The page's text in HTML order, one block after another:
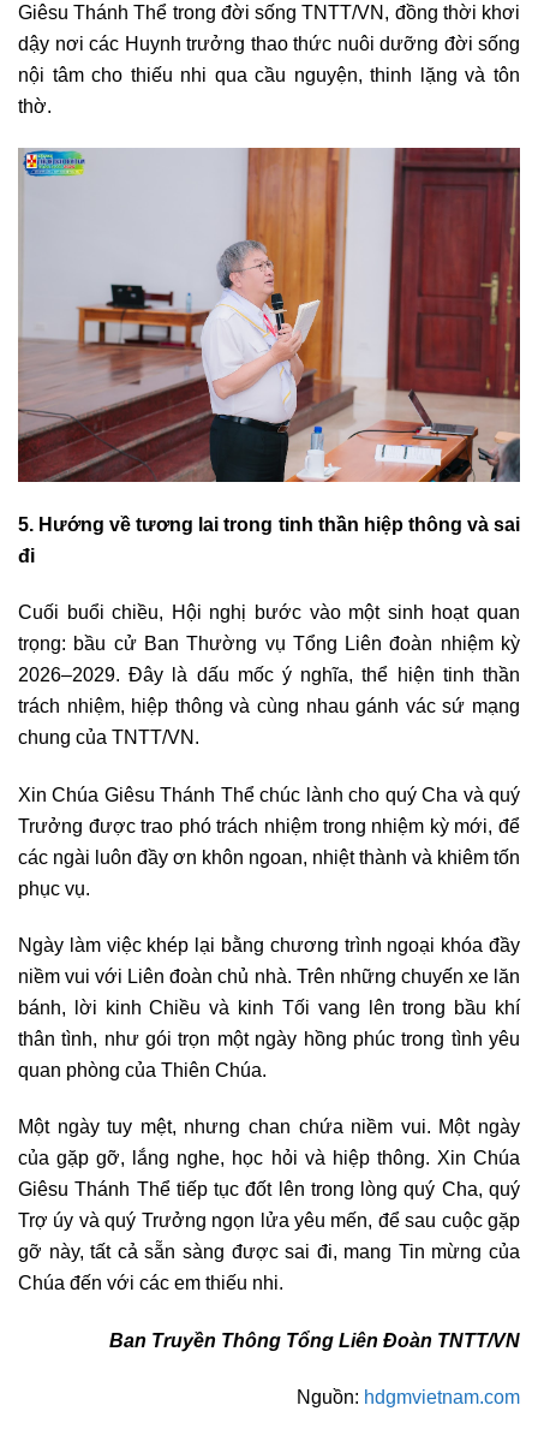
Giêsu Thánh Thể trong đời sống TNTT/VN, đồng thời khơi
dậy nơi các Huynh trưởng thao thức nuôi dưỡng đời sống
nội tâm cho thiếu nhi qua cầu nguyện, thinh lặng và tôn
thờ.
5. Hướng về tương lai trong tinh thần hiệp thông và sai
đi
Cuối buổi chiều, Hội nghị bước vào một sinh hoạt quan
trọng: bầu cử Ban Thường vụ Tổng Liên đoàn nhiệm kỳ
2026–2029. Đây là dấu mốc ý nghĩa, thể hiện tinh thần
trách nhiệm, hiệp thông và cùng nhau gánh vác sứ mạng
chung của TNTT/VN.
Xin Chúa Giêsu Thánh Thể chúc lành cho quý Cha và quý
Trưởng được trao phó trách nhiệm trong nhiệm kỳ mới, để
các ngài luôn đầy ơn khôn ngoan, nhiệt thành và khiêm tốn
phục vụ.
Ngày làm việc khép lại bằng chương trình ngoại khóa đầy
niềm vui với Liên đoàn chủ nhà. Trên những chuyến xe lăn
bánh, lời kinh Chiều và kinh Tối vang lên trong bầu khí
thân tình, như gói trọn một ngày hồng phúc trong tình yêu
quan phòng của Thiên Chúa.
Một ngày tuy mệt, nhưng chan chứa niềm vui. Một ngày
của gặp gỡ, lắng nghe, học hỏi và hiệp thông. Xin Chúa
Giêsu Thánh Thể tiếp tục đốt lên trong lòng quý Cha, quý
Trợ úy và quý Trưởng ngọn lửa yêu mến, để sau cuộc gặp
gỡ này, tất cả sẵn sàng được sai đi, mang Tin mừng của
Chúa đến với các em thiếu nhi.
Ban Truyền Thông Tổng Liên Đoàn TNTT/VN
Nguồn: hdgmvietnam.com